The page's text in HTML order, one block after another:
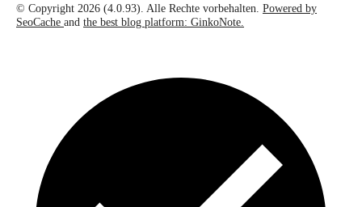
© Copyright 2026 (4.0.93). Alle Rechte vorbehalten. Powered by
SeoCache and the best blog platform: GinkoNote.